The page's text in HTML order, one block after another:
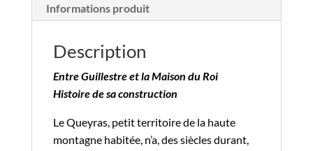
Informations produit
Description
Entre Guillestre et la Maison du Roi
Histoire de sa construction
Le Queyras, petit territoire de la haute
montagne habitée, n’a, des siècles durant,